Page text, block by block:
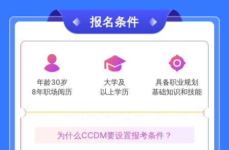
报名条件
年龄30岁
8年职场阅历
大学及
以上学历
具备职业规划
基础知识和技能
为什么CCDM要设置报考条件？